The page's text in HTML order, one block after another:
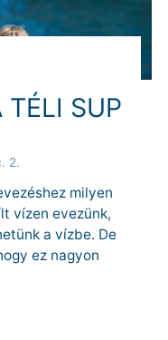
TÉLI SUP
2.
milyen
vízen evezünk,
a vízbe. De
ez nagyon